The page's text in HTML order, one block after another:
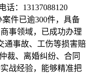
电话：13137088120
件已逾300件，具备
事领域，已成功办理
通事故、工伤等损害赔
裁、离婚纠纷、合同
战经验，能够精准把